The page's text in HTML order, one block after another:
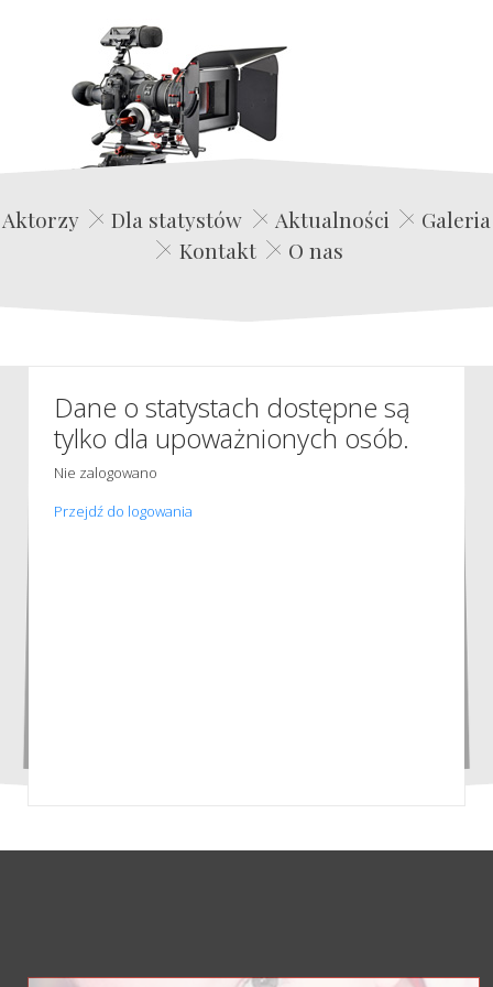
Edwin Film Agencja Aktorska
Aktorzy Dla statystów Aktualności
Galeria
Kontakt
O nas
Dane o statystach dostępne są
tylko dla upoważnionych osób.
Nie zalogowano
Przejdź do logowania